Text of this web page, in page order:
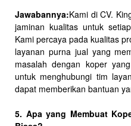
Jawabannya:Kami di CV.
jaminan kualitas untuk
Kami percaya pada kualitas
layanan purna jual yang
masalah dengan koper
untuk menghubungi tim
dapat memberikan bantuan
5. Apa yang Membuat